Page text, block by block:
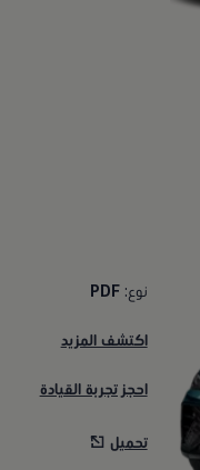
نوع:PDF
اكتشف المزيد
احجز تجربة القيادة
تحميل